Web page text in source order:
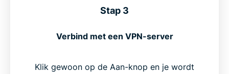
Stap 3
Verbind met een VPN-server
Klik gewoon op de Aan-knop en je wordt